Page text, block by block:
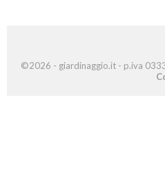
©2026 - giardinaggio.it - p.iva